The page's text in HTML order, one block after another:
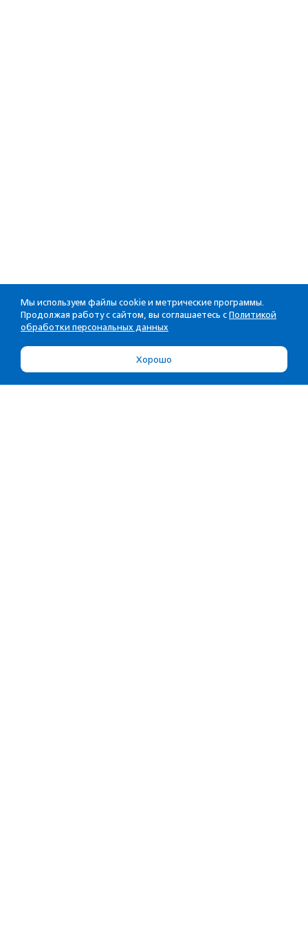
Мы используем файлы cookie и метрические программы.
Продолжая работу с сайтом, вы соглашаетесь с Политикой
обработки персональных данных
Хорошо